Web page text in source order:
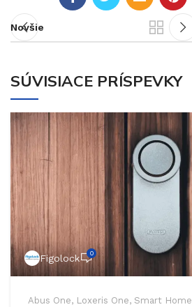
Novšie
SÚVISIACE PRÍSPEVKY
Figolock 0
Abus One, Loxeris One, Smart Home